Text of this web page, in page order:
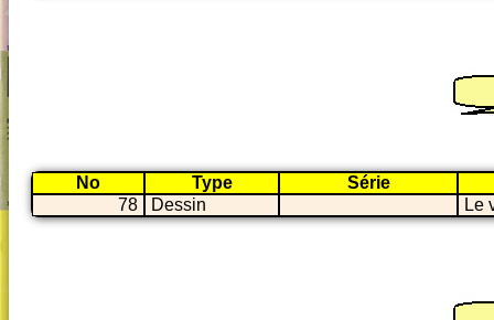
No Type
Série
78
Dessin Le